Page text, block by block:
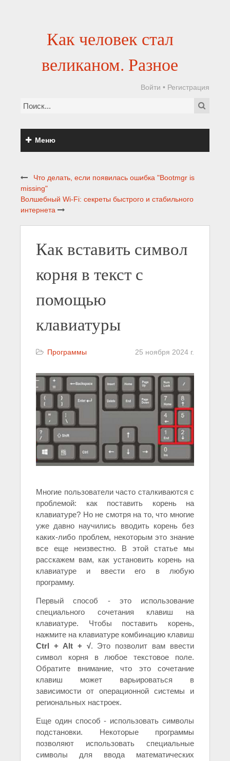
Как человек стал
великаном. Разное
Войти • Регистрация
Меню
Что делать, если появилась ошибка "Bootmgr is
missing"
Волшебный Wi-Fi: секреты быстрого и стабильного
интернета
Как вставить символ
корня в текст с
помощью
клавиатуры
Программы 25 ноября 2024 г.
Многие пользователи часто сталкиваются с
проблемой: как поставить корень на
клавиатуре? Но не смотря на то, что многие
уже давно научились вводить корень без
каких-либо проблем, некоторым это знание
все еще неизвестно. В этой статье мы
расскажем вам, как установить корень на
клавиатуре и ввести его в любую
программу.
Первый способ - это использование
специального сочетания клавиш на
клавиатуре. Чтобы поставить корень,
нажмите на клавиатуре комбинацию клавиш
Ctrl + Alt + √. Это позволит вам ввести
символ корня в любое текстовое поле.
Обратите внимание, что это сочетание
клавиш может варьироваться в
зависимости от операционной системы и
региональных настроек.
Еще один способ - использовать символы
подстановки. Некоторые программы
позволяют использовать специальные
символы для ввода математических